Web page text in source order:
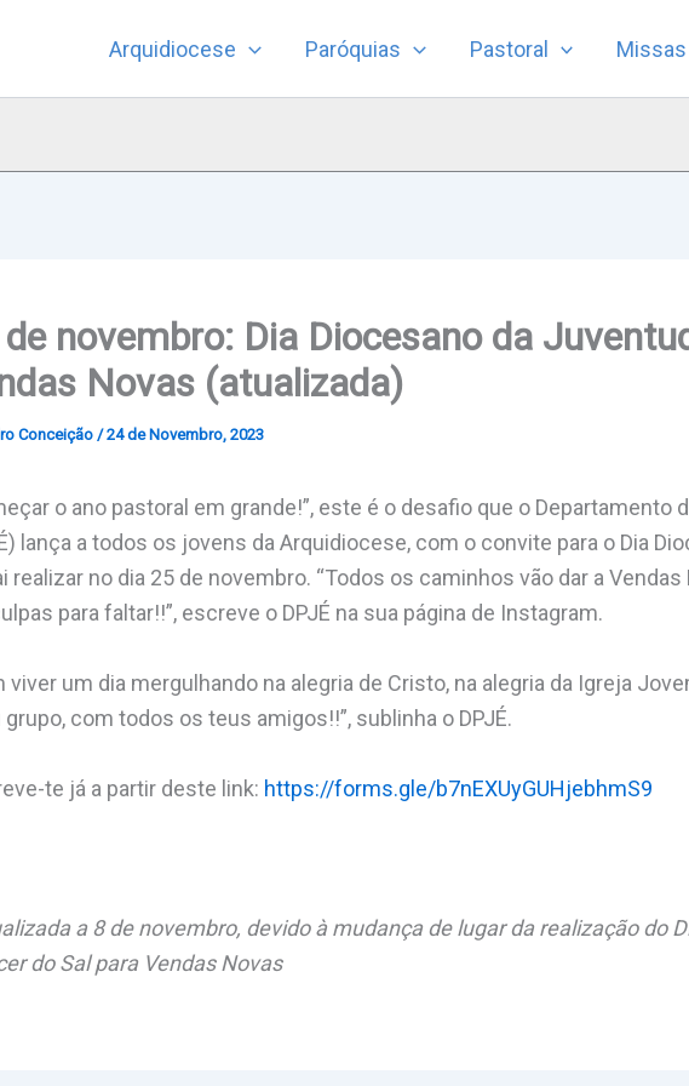
Arquidiocese Paróquias Pastoral Missas
novembro: Dia Diocesano da
Novas (atualizada)
Conceição/24 de Novembro, 2023
o ano pastoral em grande!”, este é o desafio que o Departamento
lança a todos os jovens da Arquidiocese, com o convite para o Dia
realizar no dia 25 de novembro. “Todos os caminhos vão dar a
para faltar!!”, escreve o DPJÉ na sua página de Instagram.
viver um dia mergulhando na alegria de Cristo, na alegria da Igreja
grupo, com todos os teus amigos!!”, sublinha o DPJÉ.
te já a partir deste link: https://forms.gle/b7nEXUyGUHjebhmS9
a 8 de novembro, devido à mudança de lugar da realização do
do Sal para Vendas Novas